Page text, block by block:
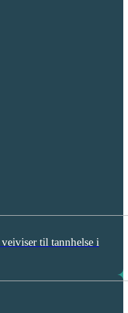
til tannhelse i